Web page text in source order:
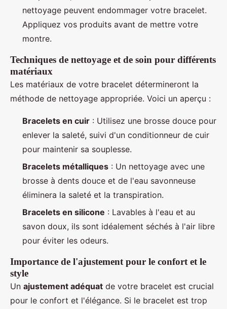
nettoyage peuvent endommager votre bracelet.
Appliquez vos produits avant de mettre votre
montre.
Techniques de nettoyage et de soin pour différents
matériaux
Les matériaux de votre bracelet détermineront la
méthode de nettoyage appropriée. Voici un aperçu :
Bracelets en cuir : Utilisez une brosse douce pour
enlever la saleté, suivi d'un conditionneur de cuir
pour maintenir sa souplesse.
Bracelets métalliques : Un nettoyage avec une
brosse à dents douce et de l'eau savonneuse
éliminera la saleté et la transpiration.
Bracelets en silicone : Lavables à l'eau et au
savon doux, ils sont idéalement séchés à l'air libre
pour éviter les odeurs.
Importance de l'ajustement pour le confort et le
style
Un ajustement adéquat de votre bracelet est crucial
pour le confort et l'élégance. Si le bracelet est trop